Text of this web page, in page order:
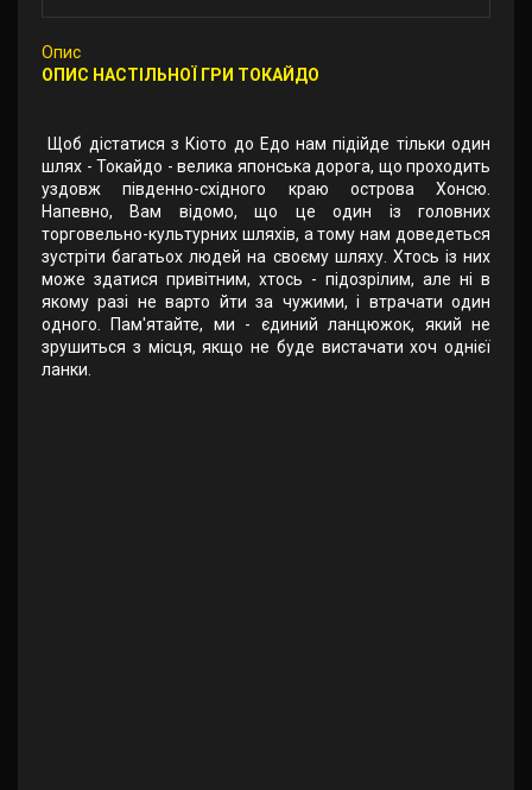
Опис
ОПИС НАСТІЛЬНОЇ ГРИ ТОКАЙДО
Щоб дістатися з Кіото до Едо нам підійде тільки один
шлях - Токайдо - велика японська дорога, що проходить
уздовж південно-східного краю острова Хонсю.
Напевно, Вам відомо, що це один із головних
торговельно-культурних шляхів, а тому нам доведеться
зустріти багатьох людей на своєму шляху. Хтось із них
може здатися привітним, хтось - підозрілим, але ні в
якому разі не варто йти за чужими, і втрачати один
одного. Пам'ятайте, ми - єдиний ланцюжок, який не
зрушиться з місця, якщо не буде вистачати хоч однієї
ланки.